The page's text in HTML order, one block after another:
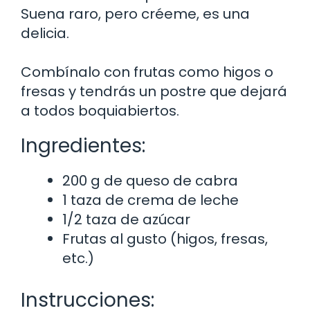
Suena raro, pero créeme, es una
delicia.
Combínalo con frutas como higos o
fresas y tendrás un postre que dejará
a todos boquiabiertos.
Ingredientes:
200 g de queso de cabra
1 taza de crema de leche
1/2 taza de azúcar
Frutas al gusto (higos, fresas,
etc.)
Instrucciones: